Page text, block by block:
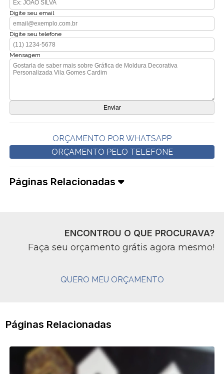
Digite seu email
Digite seu telefone
Mensagem
ORÇAMENTO POR WHATSAPP
ORÇAMENTO PELO TELEFONE
Páginas Relacionadas
ENCONTROU O QUE PROCURAVA?
Faça seu orçamento grátis agora mesmo!
QUERO MEU ORÇAMENTO
Páginas Relacionadas